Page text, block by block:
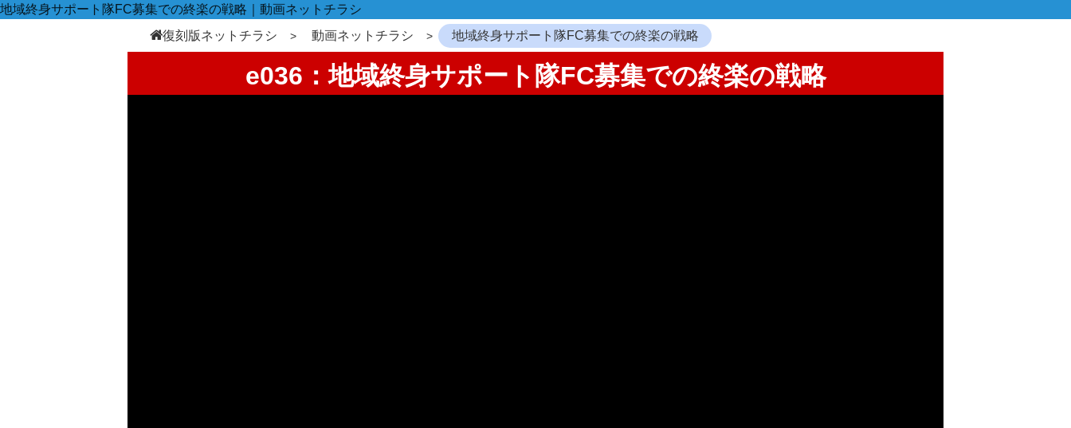
地域終身サポート隊FC募集での終楽の戦略｜動画ネットチラシ
復刻版ネットチラシ
動画ネットチラシ 地域終身サポート隊FC募集での終楽の戦略
e036：地域終身サポート隊FC募集での終楽の戦略